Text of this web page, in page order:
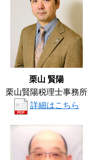
栗山 賢陽
栗山賢陽税理士事務所
詳細はこちら